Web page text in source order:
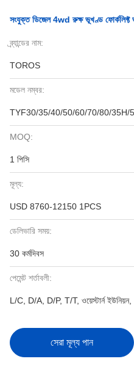
সংযুক্ত ডিজেল 4wd রুক্ষ ভূখণ্ড ফোর্কলিফ্ট
ব্র্যান্ডের নাম:
TOROS
মডেল নম্বর:
TYF30/35/40/50/60/70/80/35H/
MOQ:
1 পিসি
মূল্য:
USD 8760-12150 1PCS
ডেলিভারি সময়:
30 কর্মদিবস
পেমেন্ট শর্তাবলী:
L/C, D/A, D/P, T/T, ওয়েস্টার্ন ইউনিয়ন,
সেরা মূল্য পান